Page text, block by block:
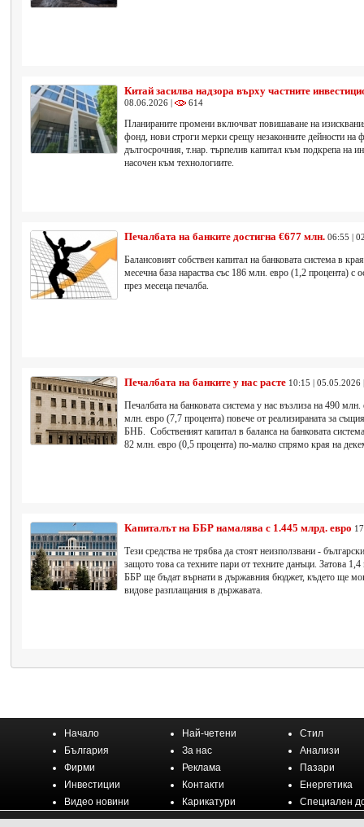
Китай засилва надзора върху частните
08.06.2026 | 614
Планираните промени включват повишаване на
фонд, нови строги мерки срещу незаконните дейности на
дългосрочния, т.нар. търпелив капитал към подкрепа на
насочен към технологиите.
Печалбата на банките достигна €677 млн. 06:55 |
Балансовият собствен капитал на банковата система в
месечна база нараства със 186 млн. евро (1,2 процента) с
през месеца печалба.
Печалбата на банките у нас расте 10:15 | 05.05.2026
Печалбата на банковата система у нас възлиза на 490
млн. евро (7,7 процента) повече от реализираната за
БНБ. Собственият капитал в баланса на банковата
82 млн. евро (0,5 процента) по-малко спрямо края на
Капиталът на ББР намалява с 1.445 млрд. евро
Тези средства не трябва да стоят неизползвани -
защото това са техните пари от техните данъци. Затова
ББР ще бъдат върнати в държавния бюджет, където ще
видове разплащания в държавата.
Начало Най-четени
Стил
България
За нас
Анализи
Фирми
Реклама
Пазари
Инвестиции
Контакти
Енергетика
Видео новини
Карикатури Специален